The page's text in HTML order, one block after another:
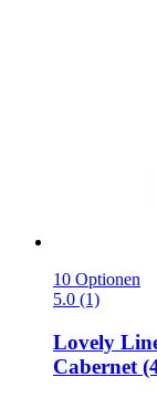
10 Optionen
5.0 (1)
Lovely
Cabernet